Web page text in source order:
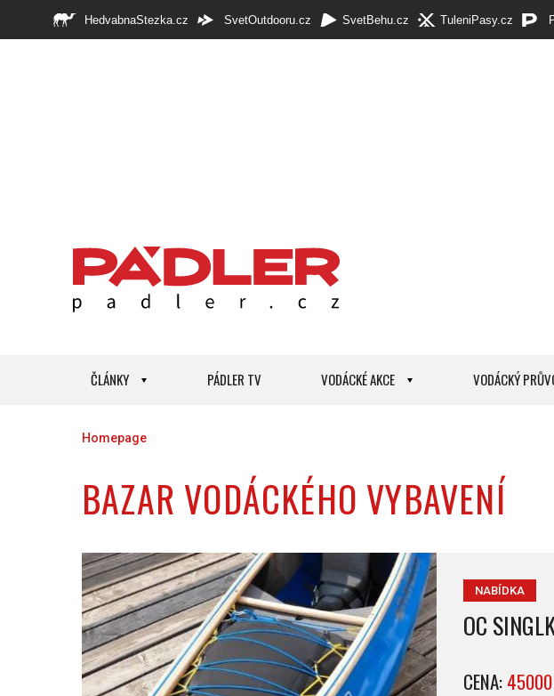
HedvabnaStezka.cz SvetOutdooru.cz SvetBehu.cz TuleniPasy.cz
ČLÁNKY PÁDLER TV VODÁCKÉ AKCE VODÁCKÝ
Homepage
BAZAR VODÁCKÉHO VYBAVENÍ
NABÍDKA
OC
CENA: